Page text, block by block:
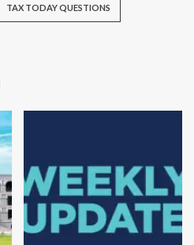
TAX TODAY QUESTIONS